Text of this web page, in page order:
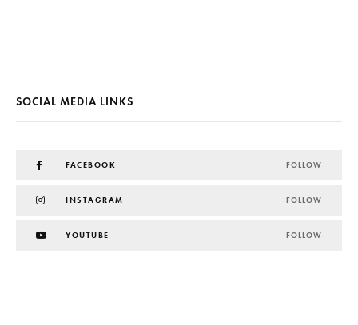
SOCIAL MEDIA LINKS
FACEBOOK FOLLOW
INSTAGRAM FOLLOW
YOUTUBE FOLLOW